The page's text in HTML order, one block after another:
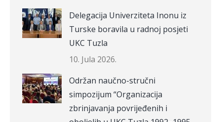
Delegacija Univerziteta Inonu iz
Turske boravila u radnoj posjeti
UKC Tuzla
10. Jula 2026.
Održan naučno-stručni
simpozijum “Organizacija
zbrinjavanja povrijeđenih i